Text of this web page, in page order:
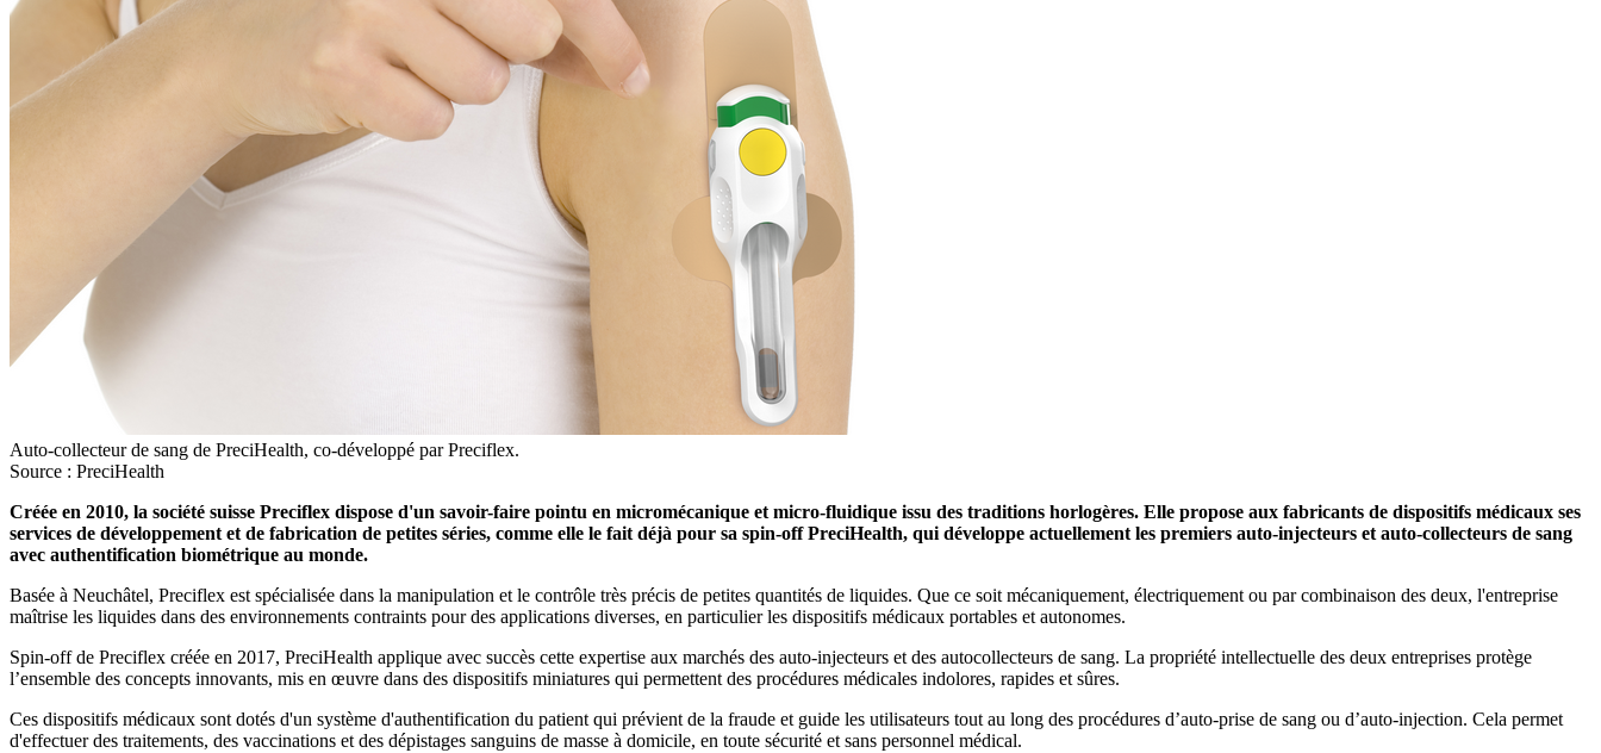
Auto-collecteur de sang de PreciHealth, co-développé par Preciflex.
Source : PreciHealth
Créée en 2010, la société suisse Preciflex dispose d'un savoir-faire pointu en micromécanique et micro-fluidique issu des traditions horlogères. Elle propose aux fabricants de dispositifs médicaux ses
services de développement et de fabrication de petites séries, comme elle le fait déjà pour sa spin-off PreciHealth, qui développe actuellement les premiers auto-injecteurs et auto-collecteurs de sang
avec authentification biométrique au monde.
Basée à Neuchâtel, Preciflex est spécialisée dans la manipulation et le contrôle très précis de petites quantités de liquides. Que ce soit mécaniquement, électriquement ou par combinaison des deux, l'entreprise
maîtrise les liquides dans des environnements contraints pour des applications diverses, en particulier les dispositifs médicaux portables et autonomes.
Spin-off de Preciflex créée en 2017, PreciHealth applique avec succès cette expertise aux marchés des auto-injecteurs et des autocollecteurs de sang. La propriété intellectuelle des deux entreprises protège
l’ensemble des concepts innovants, mis en œuvre dans des dispositifs miniatures qui permettent des procédures médicales indolores, rapides et sûres.
Ces dispositifs médicaux sont dotés d'un système d'authentification du patient qui prévient de la fraude et guide les utilisateurs tout au long des procédures d’auto-prise de sang ou d’auto-injection. Cela permet
d'effectuer des traitements, des vaccinations et des dépistages sanguins de masse à domicile, en toute sécurité et sans personnel médical.